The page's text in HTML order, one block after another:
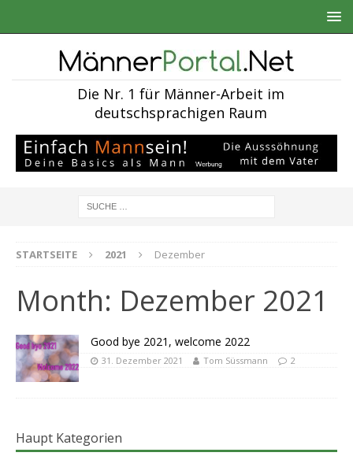
Die Nr. 1 für Männer-Arbeit im
deutschsprachigen Raum
STARTSEITE 2021 Dezember
Month: Dezember 2021
Good bye 2021, welcome 2022
31. Dezember 2021 Tom Süssmann 2
Haupt Kategorien